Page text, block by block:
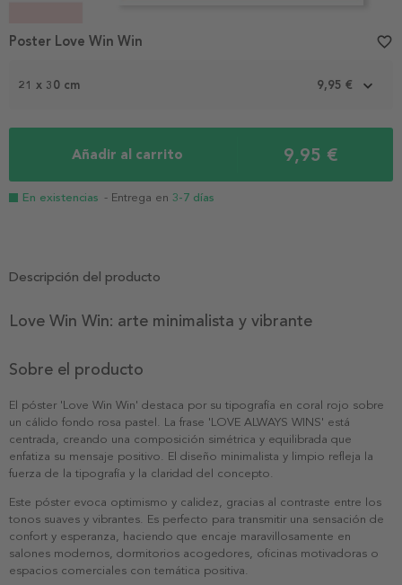
1
21 x 30 cm 9,95 €
Añadir al carrito 9,95 €
En existencias - Entrega en 3-7 días
Poster Love Win Win favorite_border
Descripción del producto
Love Win Win: arte minimalista y vibrante
Sobre el producto
El póster 'Love Win Win' destaca por su tipografía en coral rojo sobre
un cálido fondo rosa pastel. La frase 'LOVE ALWAYS WINS' está
centrada, creando una composición simétrica y equilibrada que
enfatiza su mensaje positivo. El diseño minimalista y limpio refleja la
fuerza de la tipografía y la claridad del concepto.
Este póster evoca optimismo y calidez, gracias al contraste entre los
tonos suaves y vibrantes. Es perfecto para transmitir una sensación de
confort y esperanza, haciendo que encaje maravillosamente en
salones modernos, dormitorios acogedores, oficinas motivadoras o
espacios comerciales con temática positiva.